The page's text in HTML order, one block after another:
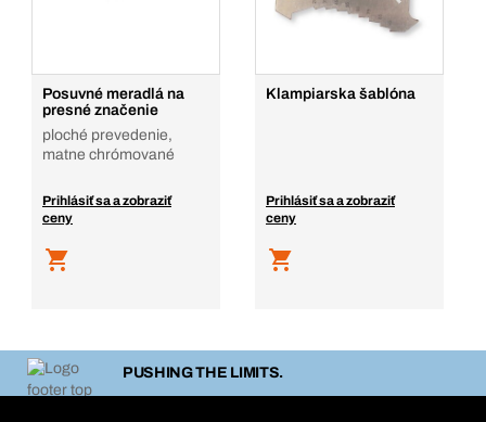
Posuvné meradlá na
presné značenie
ploché prevedenie,
matne chrómované
Prihlásiť sa a zobraziť
ceny
Klampiarska šablóna
Prihlásiť sa a zobraziť
ceny
PUSHING THE LIMITS.